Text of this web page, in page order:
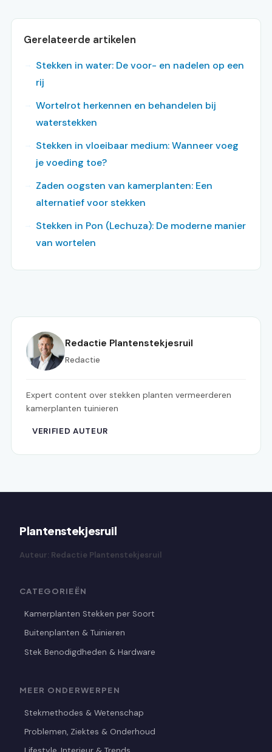
Gerelateerde artikelen
Stekken in water: De voor- en nadelen op een
rij
Wortelrot herkennen en behandelen bij
waterstekken
Stekken in vloeibaar medium: Wanneer voeg
je voeding toe?
Zaden oogsten van kamerplanten: Een
alternatief voor stekken
Stekken in Pon (Lechuza): De moderne manier
van wortelen
Redactie Plantenstekjesruil
Redactie
Expert content over stekken planten vermeerderen
kamerplanten tuinieren
VERIFIED AUTEUR
Plantenstekjesruil
Auteur: Redactie Plantenstekjesruil
CATEGORIEËN
Kamerplanten Stekken per Soort
Buitenplanten & Tuinieren
Stek Benodigdheden & Hardware
MEER ONDERWERPEN
Stekmethodes & Wetenschap
Problemen, Ziektes & Onderhoud